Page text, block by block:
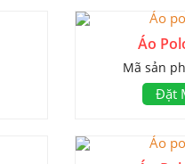
Áo
Mã sản
Đặt